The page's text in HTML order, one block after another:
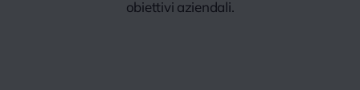
obiettivi aziendali.